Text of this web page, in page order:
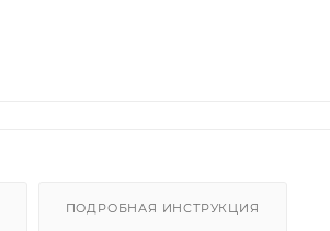
ПОДРОБНАЯ ИНСТРУКЦИЯ